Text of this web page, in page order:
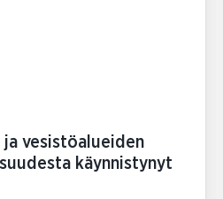
vesistöalueiden
käynnistynyt